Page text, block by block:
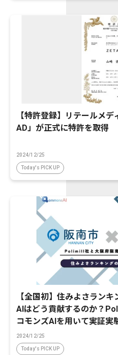
【特許登録】リテールメ
AD」が正式に特許を取得
2024/12/25
Today's PICK UP
【全国初】住みよさラン
AIはどう貢献するのか？
コモンズAIを用いて実証実
2024/12/25
Today's PICK UP